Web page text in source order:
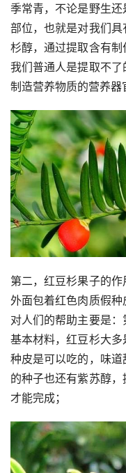
季常青，不论是野生
部位，也就是对我们
杉醇，通过提取含有
我们普通人是提取不
制造营养物质的营养器
第二，红豆杉果子的
外面包着红色肉质假种
对人们的帮助主要是
基本材料，红豆杉大
种皮是可以吃的，味
的种子也还有紫苏醇
才能完成；